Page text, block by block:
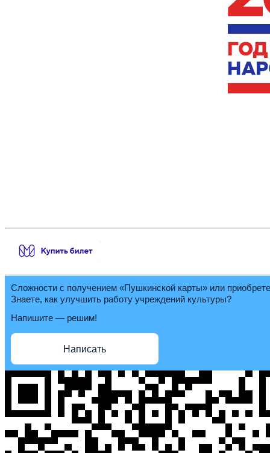
Сложности с получением «Пушкинской карты» или
Знаете, как улучшить работу учреждений культуры?
Напишите — решим!
Написать